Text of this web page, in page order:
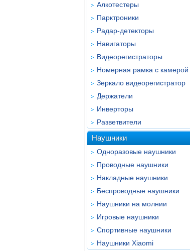
Алкотестеры
Парктроники
Радар-детекторы
Навигаторы
Видеорегистраторы
Номерная рамка с камерой
Зеркало видеорегистратор
Держатели
Инверторы
Разветвители
Наушники
Одноразовые наушники
Проводные наушники
Накладные наушники
Беспроводные наушники
Наушники на молнии
Игровые наушники
Спортивные наушники
Наушники Xiaomi